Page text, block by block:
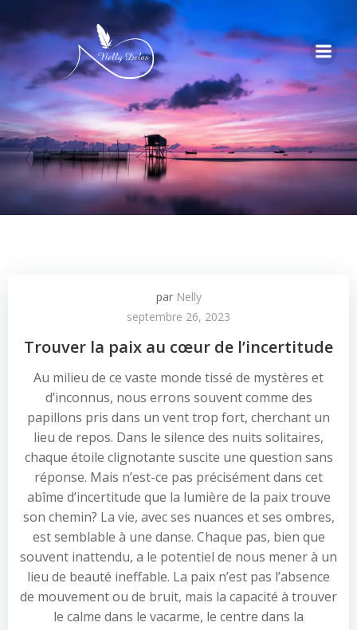
par Nelly
septembre 26, 2023
Trouver la paix au cœur de l’incertitude
Au milieu de ce vaste monde tissé de mystères et
d’inconnus, nous errons souvent comme des
papillons pris dans un vent trop fort, cherchant un
lieu de repos. Dans le silence des nuits solitaires,
chaque étoile clignotante suscite une question sans
réponse. Mais n’est-ce pas précisément dans cet
abîme d’incertitude que la lumière de la paix trouve
son chemin? La vie, avec ses nuances et ses ombres,
est semblable à une danse. Chaque pas, bien que
souvent inattendu, a le potentiel de nous mener à un
lieu de beauté ineffable. La paix n’est pas l’absence
de mouvement ou de bruit, mais la capacité à trouver
le calme dans le vacarme, le centre dans la